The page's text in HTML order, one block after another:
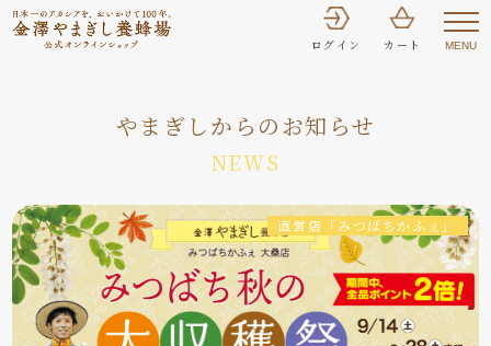
ログイン カート MENU
やまぎしからのお知らせ
NEWS
直営店「みつばちかふぇ」